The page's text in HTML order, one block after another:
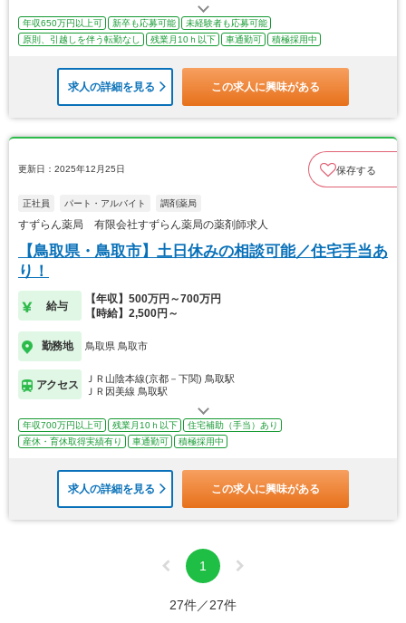
年収650万円以上可 新卒も応募可能
未経験者も応募可能
原則、引越しを伴う転勤なし
残業月10ｈ以下 車通勤可 積極採用中
求人の詳細を見る この求人に興味がある
更新日：2025年12月25日 保存する
正社員 パート・アルバイト 調剤薬局
すずらん薬局 有限会社すずらん薬局の薬剤師求人
【鳥取県・鳥取市】土日休みの相談可能／住宅手当あ
り！
給与
【年収】500万円～700万円
【時給】2,500円～
勤務地 鳥取県 鳥取市
アクセス
ＪＲ山陰本線(京都－下関) 鳥取駅
ＪＲ因美線 鳥取駅
年収700万円以上可 残業月10ｈ以下
住宅補助（手当）あり
産休・育休取得実績有り
車通勤可 積極採用中
求人の詳細を見る この求人に興味がある
1
27件／27件